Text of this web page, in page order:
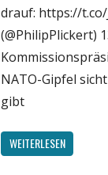
drauf: https://
(@PhilipPlickert)
NATO-Gipfel
gibt
WEITERLESEN